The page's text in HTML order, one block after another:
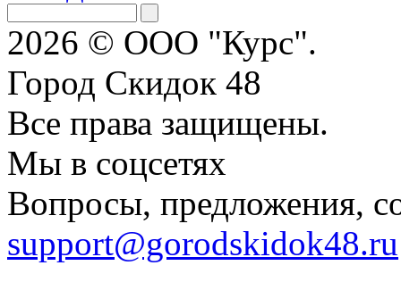
2026 © ООО "Курс".
Город Скидок 48
Все права защищены.
Мы в соцсетях
Вопросы, предложения,
support@gorodskidok48.ru